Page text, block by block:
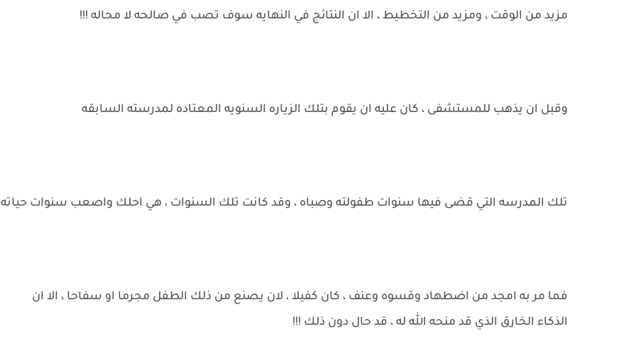
مزيد من الوقت ، ومزيد من التخطيط ، الا ان النتائج في النهايه سوف تصب في صالحه لا محاله !!!
وقبل ان يذهب للمستشفى ، كان عليه ان يقوم بتلك الزياره السنويه المعتاده لمدرسته السابقه
تلك المدرسه التي قضى فيها سنوات طفولته وصباه ، وقد كانت تلك السنوات ، هي احلك واصعب سنوات حياته
فما مر به امجد من اضطهاد وقسوه وعنف ، كان كفيلا ، لان يصنع من ذلك الطفل مجرما او سفاحا ، الا ان
الذكاء الخارق الذي قد منحه الله له ، قد حال دون ذلك !!!